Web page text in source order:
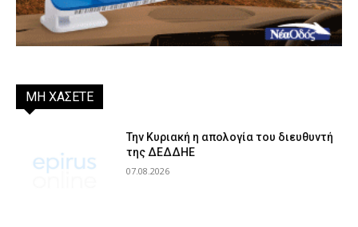
ΜΗ ΧΑΣΕΤΕ
Την Κυριακή η απολογία του διευθυντή
της ΔΕΔΔΗΕ
07.08.2026